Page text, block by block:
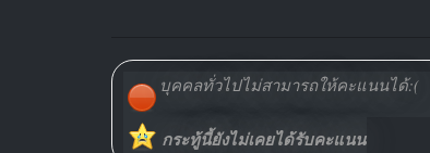
บุคคลทั่วไปไม่สามารถให้คะแนนได้:(
กระทู้นี้ยังไม่เคยได้รับคะแนน